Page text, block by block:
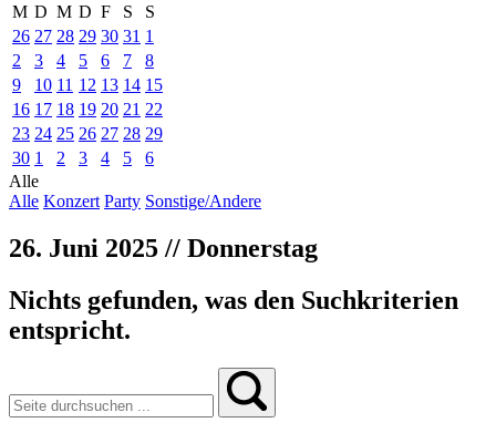
M D M D F S
S
26 27 28 29 30 31 1
2
3 4 5 6 7
8
9
10 11 12 13 14 15
16 17 18 19 20 21 22
23 24 25 26 27 28 29
30 1 2 3 4 5
6
Alle
Alle Konzert Party Sonstige/Andere
26. Juni 2025 // Donnerstag
Nichts gefunden, was den Suchkriterien
entspricht.